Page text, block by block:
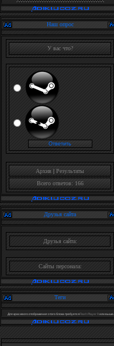
Наш опрос
У вас что?
Архив | Результаты
Всего ответов: 166
Друзья сайта
Друзья сайта:
Сайты персонала:
Теги
Для красивого отображения этого блока требуетсяFlash Player 9или выше.